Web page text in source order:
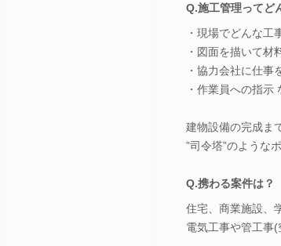
Q.施工管理ってど
・現場でどんな工
・図面を描いて材
・協力会社に仕事
・作業員への指示
建物設備の完成ま
”司令塔”のような
Q.携わる案件は？
住宅、商業施設、
電気工事や管工事(